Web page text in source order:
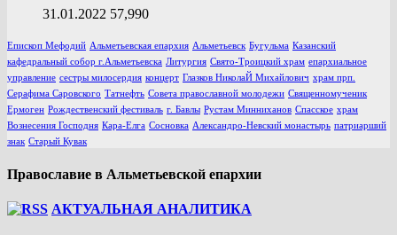
31.01.2022 57,990
Епископ Мефодий Альметьевская епархия Альметьевск Бугульма Казанский
кафедральный собор г.Альметьевска Литургия Свято-Троицкий храм епархиальное
управление сестры милосердия концерт Глазков НиколаЙ Михайлович храм прп.
Серафима Саровского Татнефть Совета православной молодежи Священномученик
Ермоген Рождественский фестиваль г. Бавлы Рустам Минниханов Спасское храм
Вознесения Господня Кара-Елга Сосновка Александро-Невский монастырь патриарший
знак Старый Кувак
Православие в Альметьевской епархии
АКТУАЛЬНАЯ АНАЛИТИКА